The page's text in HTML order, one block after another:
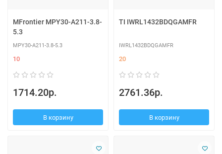
MFrontier MPY30-A211-3.8-
5.3
MPY30-A211-3.8-5.3
10
1714.20р.
В корзину
TI IWRL1432BDQGAMFR
IWRL1432BDQGAMFR
20
2761.36р.
В корзину